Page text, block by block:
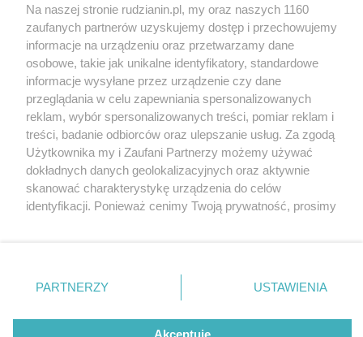
3 / 7
Trattoria corno doro
bielszowice14
Wydawca mediów
Nie zapomnij
zapoznać się z:
polityką prywatności regulamin korzystania z portali
Twojemiasto
Piekary Śląskie
Chorzów
Tarnowskie Góry
Gliwice
Skontakuj sięz nami
Kontakt
Wydawca
Redakcja
Na naszej stronie rudzianin.pl, my oraz naszych 1160
zaufanych partnerów uzyskujemy dostęp i przechowujemy
informacje na urządzeniu oraz przetwarzamy dane
osobowe, takie jak unikalne identyfikatory, standardowe
informacje wysyłane przez urządzenie czy dane
przeglądania w celu zapewniania spersonalizowanych
reklam, wybór spersonalizowanych treści, pomiar reklam i
treści, badanie odbiorców oraz ulepszanie usług. Za zgodą
Użytkownika my i Zaufani Partnerzy możemy używać
dokładnych danych geolokalizacyjnych oraz aktywnie
skanować charakterystykę urządzenia do celów
identyfikacji. Ponieważ cenimy Twoją prywatność, prosimy
prywatności znajdujący się w lewym dolnym rogu strony
. Niektóre rodzaje przetwarzania danych nie wymagają
zgody użytkownika, ale masz prawo sprzeciwić się
takiemu przetwarzaniu. Preferencje będą miały
PARTNERZY USTAWIENIA
Akceptuję